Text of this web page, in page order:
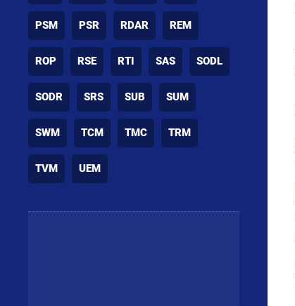
PSM PSR RDAR REM
ROP RSE RTI SAS SODL
SODR SRS SUB SUM
SWM TCM TMC TRM
TVM UEM